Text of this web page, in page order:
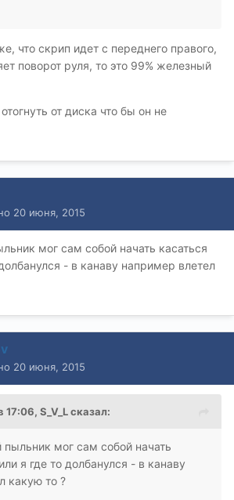
что скрип идет с переднего правого,
поворот руля, то это 99% железный
от диска что бы он не
20 июня, 2015
мог сам собой начать касаться
- в канаву например влетел
20 июня, 2015
S_V_L сказал:
пыльник мог сам собой начать
я где то долбанулся - в канаву
какую то ?